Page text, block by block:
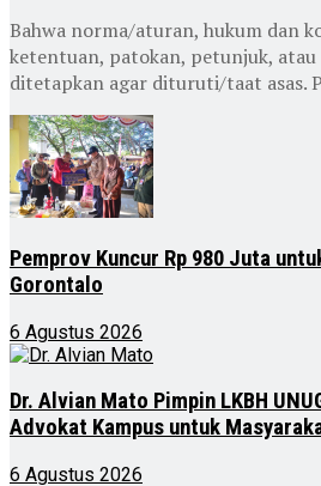
Bahwa norma/aturan, hukum dan
ketentuan, patokan, petunjuk,
ditetapkan agar dituruti/taat asas.
Pemprov Kuncur Rp 980 Juta
Gorontalo
6 Agustus 2026
Dr. Alvian Mato Pimpin LKBH
Advokat Kampus untuk
6 Agustus 2026